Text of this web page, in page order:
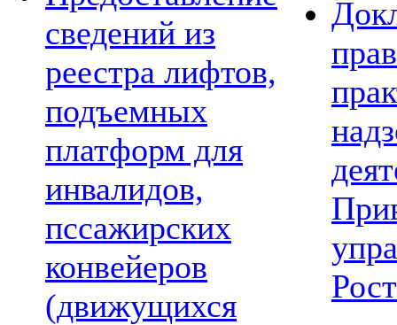
сведений из
реестра лифтов,
подъемных
платформ для
инвалидов,
пссажирских
конвейеров
(движущихся